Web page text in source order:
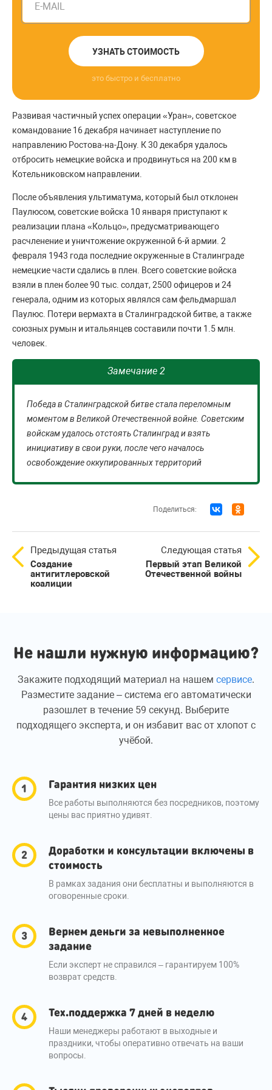
E-MAIL
УЗНАТЬ СТОИМОСТЬ
это быстро и бесплатно
Развивая частичный успех операции «Уран», советское
командование 16 декабря начинает наступление по
направлению Ростова-на-Дону. К 30 декабря удалось
отбросить немецкие войска и продвинуться на 200 км в
Котельниковском направлении.
После объявления ультиматума, который был отклонен
Паулюсом, советские войска 10 января приступают к
реализации плана «Кольцо», предусматривающего
расчленение и уничтожение окруженной 6-й армии. 2
февраля 1943 года последние окруженные в Сталинграде
немецкие части сдались в плен. Всего советские войска
взяли в плен более 90 тыс. солдат, 2500 офицеров и 24
генерала, одним из которых являлся сам фельдмаршал
Паулюс. Потери вермахта в Сталинградской битве, а также
союзных румын и итальянцев составили почти 1.5 млн.
человек.
Замечание 2
Победа в Сталинградской битве стала переломным
моментом в Великой Отечественной войне. Советским
войскам удалось отстоять Сталинград и взять
инициативу в свои руки, после чего началось
освобождение оккупированных территорий
Поделиться:
Предыдущая статья
Создание
антигитлеровской
коалиции
Следующая статья
Первый этап Великой
Отечественной войны
Не нашли нужную информацию?
Закажите подходящий материал на нашем сервисе.
Разместите задание – система его автоматически
разошлет в течение 59 секунд. Выберите
подходящего эксперта, и он избавит вас от хлопот с
учёбой.
Гарантия низких цен
Все работы выполняются без посредников, поэтому
цены вас приятно удивят.
Доработки и консультации включены в
стоимость
В рамках задания они бесплатны и выполняются в
оговоренные сроки.
Вернем деньги за невыполненное
задание
Если эксперт не справился – гарантируем 100%
возврат средств.
Тех.поддержка 7 дней в неделю
Наши менеджеры работают в выходные и
праздники, чтобы оперативно отвечать на ваши
вопросы.